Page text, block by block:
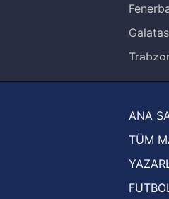
Ziraat
UEFA
UEFA
UEFA
ANA
TÜM